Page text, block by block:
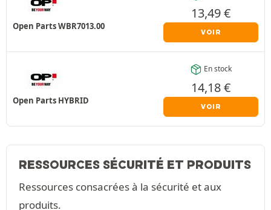
Open Parts WBR7013.00
13,49€
VOIR
Open Parts HYBRID
En stock
14,18€
VOIR
RESSOURCES SÉCURITÉ ET PRODUITS
Ressources consacrées à la sécurité et aux
produits.